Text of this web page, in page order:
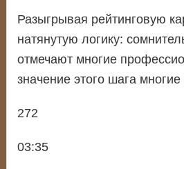
Разыгрывая рейтинговую
натянутую логику:
отмечают многие
значение этого шага
272
03:35